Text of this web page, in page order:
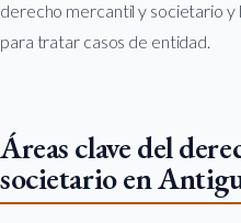
derecho mercantil y societario
para tratar casos de entidad.
Áreas clave del
societario en